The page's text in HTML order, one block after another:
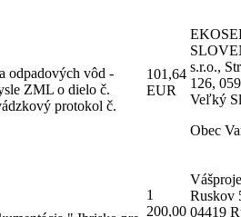
odpadových vôd -
ZML o dielo č.
protokol č.
101,64
EUR
s.r.o.,
126,
Veľký
Obec
1
200,00
Ruskov
04419